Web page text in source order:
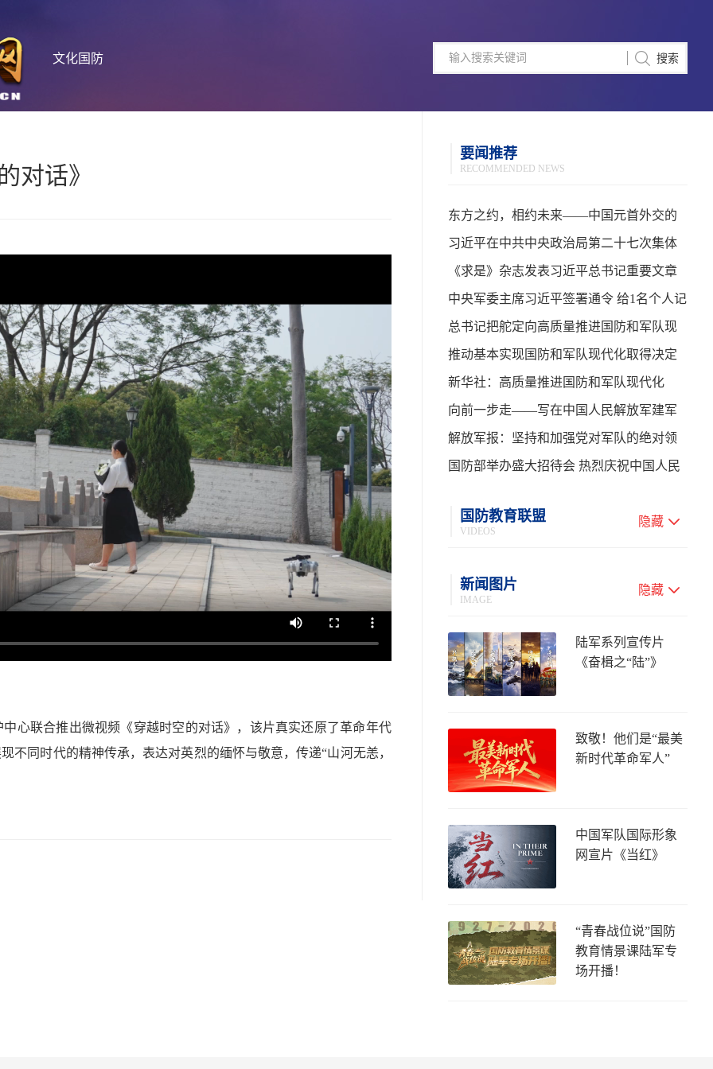
文化国防
对话》
心联合推出微视频《穿越时空的对话》，该片真实还原了革命年代
不同时代的精神传承，表达对英烈的缅怀与敬意，传递“山河无恙，
要闻推荐
RECOMMENDED NEWS
东方之约，相约未来——中国元首外交的
世界情怀与大国气派
习近平在中共中央政治局第二十七次集体
学习时强调 强化政治引领 深化创新发展 高
质量推进国防和军队现代化
《求是》杂志发表习近平总书记重要文章
中央军委主席习近平签署通令 给1名个人记
功
总书记把舵定向高质量推进国防和军队现
代化
推动基本实现国防和军队现代化取得决定
性进展——学习贯彻习主席在中共中央政
治局第二十七次集体学习时的重要讲话
新华社：高质量推进国防和军队现代化
向前一步走——写在中国人民解放军建军
99周年之际
解放军报：坚持和加强党对军队的绝对领
导 高质量推进国防和军队现代化
国防部举办盛大招待会 热烈庆祝中国人民
国防教育联盟
VIDEOS
隐藏
新闻图片
IMAGE
隐藏
陆军系列宣传片
《奋楫之“陆”》
致敬！他们是“最美
新时代革命军人”
中国军队国际形象
网宣片《当红》
“青春战位说”国防
教育情景课陆军专
场开播！